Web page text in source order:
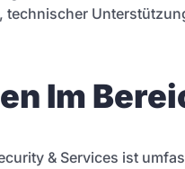
Im
& Services ist